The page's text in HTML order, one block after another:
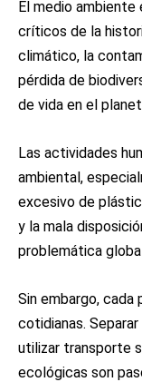
El medio
críticos de la
climático, la
pérdida de
de vida en el
Las actividades
ambiental,
excesivo de
y la mala
problemática
Sin embargo, cada
cotidianas.
utilizar transporte
ecológicas son